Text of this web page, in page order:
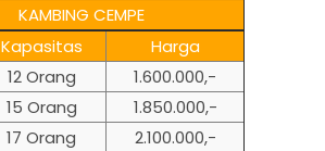
KAMBING CEMPE
Kapasitas
Harga
12 Orang
1.600.000,-
15 Orang
1.850.000,-
17 Orang
2.100.000,-